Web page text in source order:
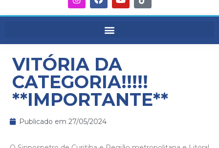
VITÓRIA DA
CATEGORIA!!!!!
**IMPORTANTE**
Publicado em 27/05/2024